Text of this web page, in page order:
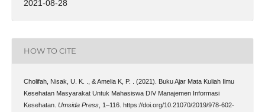
2021-08-28
HOW TO CITE
Cholifah, Nisak, U. K. ., & Amelia K, P. . (2021). Buku Ajar Mata Kuliah Ilmu
Kesehatan Masyarakat Untuk Mahasiswa DIV Manajemen Informasi
Kesehatan. Umsida Press, 1–116. https://doi.org/10.21070/2019/978-602-